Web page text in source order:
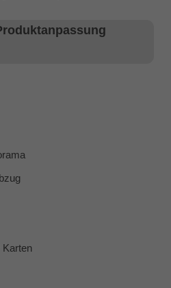
Karten